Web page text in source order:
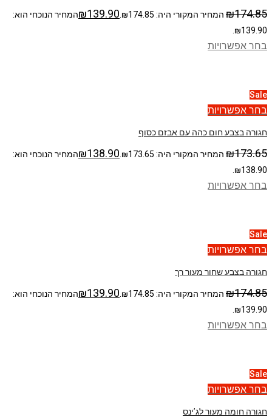
₪174.85 המחיר המקורי היה: ₪174.85. ₪139.90
המחיר הנוכחי הוא:
₪139.90.
בחר אפשרויות
Sale
בחר אפשרויות
חגורה בצבע חום כהה עם אבזם כסוף
₪173.65 המחיר המקורי היה: ₪173.65. ₪138.90
המחיר הנוכחי הוא:
₪138.90.
בחר אפשרויות
Sale
בחר אפשרויות
חגורה בצבע שחור מעור רך
₪174.85 המחיר המקורי היה: ₪174.85. ₪139.90
המחיר הנוכחי הוא:
₪139.90.
בחר אפשרויות
Sale
בחר אפשרויות
חגורה חומה מעור לג’ינס